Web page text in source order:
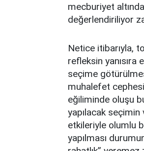
mecburiyet
değerlendiriliyor
Netice itibarıyla,
refleksin yanısıra
seçime
muhalefet
eğiliminde oluşu
yapılacak
etkileriyle olumlu
yapılması